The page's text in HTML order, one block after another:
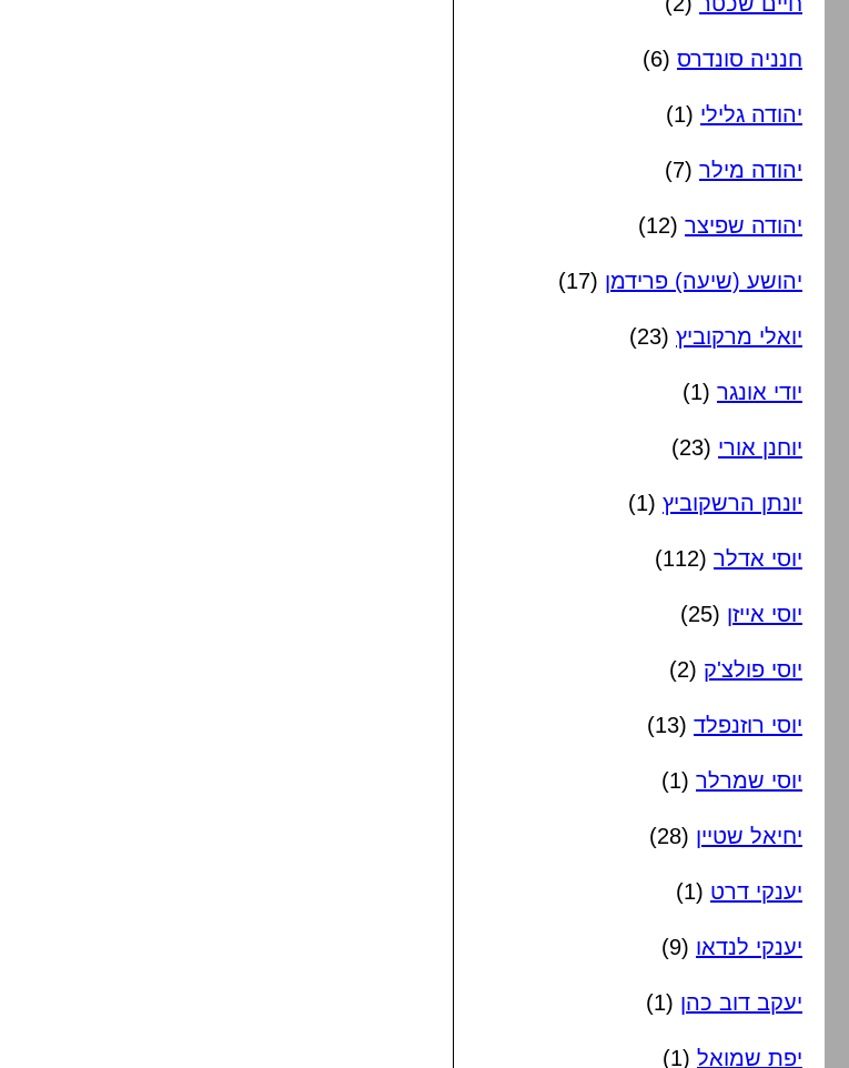
חנניה סונדרס (6)
יהודה גלילי (1)
יהודה מילר (7)
יהודה שפיצר (12)
יהושע (שיעה) פרידמן (17)
יואלי מרקוביץ (23)
יודי אונגר (1)
יוחנן אורי (23)
יונתן הרשקוביץ (1)
יוסי אדלר (112)
יוסי אייזן (25)
יוסי פולצ'ק (2)
יוסי רוזנפלד (13)
יוסי שמרלר (1)
יחיאל שטיין (28)
יענקי דרט (1)
יענקי לנדאו (9)
יעקב דוב כהן (1)
יפת שמואל (1)